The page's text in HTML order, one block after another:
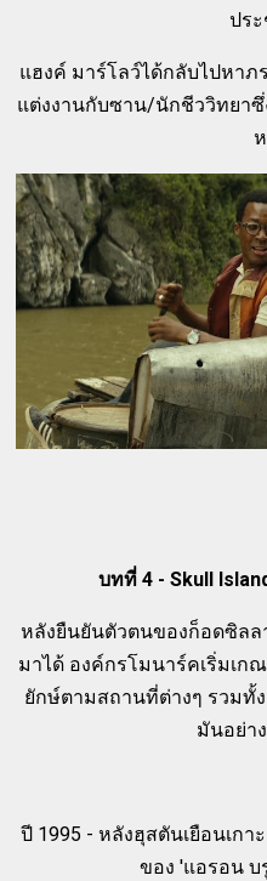
ปร
แฮงค์ มาร์โลว์ได้กลับไปหา
แต่งงานกับซาน/นักชีววิทยา
บทที่ 4 - Skull
หลังยืนยันตัวตนของก็อดซิล
มาได้ องค์กรโมนาร์คเริ่มเก
ยักษ์ตามสถานที่ต่างๆ รวมทั้
มันอย่า
ปี 1995 - หลังฮุสตันเยือนเก
ของ 'แอรอน